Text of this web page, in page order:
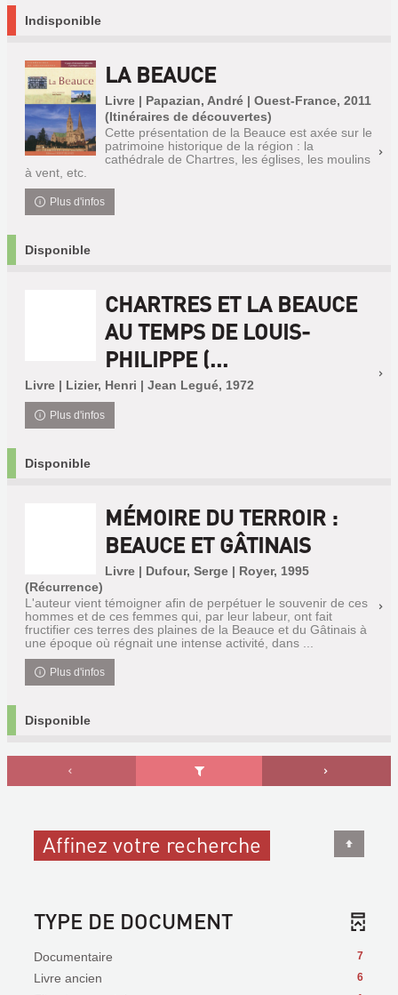
Indisponible
LA BEAUCE
Livre | Papazian, André | Ouest-France, 2011
(Itinéraires de découvertes)
Cette présentation de la Beauce est axée sur le
patrimoine historique de la région : la
cathédrale de Chartres, les églises, les moulins
à vent, etc.
Plus d'infos
Disponible
CHARTRES ET LA BEAUCE
AU TEMPS DE LOUIS-
PHILIPPE (...
Livre | Lizier, Henri | Jean Legué, 1972
Plus d'infos
Disponible
MÉMOIRE DU TERROIR :
BEAUCE ET GÂTINAIS
Livre | Dufour, Serge | Royer, 1995
(Récurrence)
L'auteur vient témoigner afin de perpétuer le souvenir de ces
hommes et de ces femmes qui, par leur labeur, ont fait
fructifier ces terres des plaines de la Beauce et du Gâtinais à
une époque où régnait une intense activité, dans ...
Plus d'infos
Disponible
Affinez votre recherche
TYPE DE DOCUMENT
7
Documentaire
6
Livre ancien